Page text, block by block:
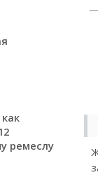
ремеслу